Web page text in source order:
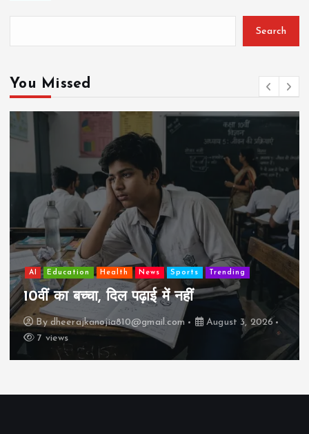
Search
You Missed
AI Education Lifestyle Mutual fund society Travel
झुग्गी में रहने वाला 10,000 कमाने वाले का बच्चा
कैसे “बड़ा आदमी” बन सकता है?
By dheerajkanojia810@gmail.com
August 2, 2026
17 views